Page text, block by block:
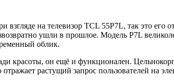
взгляде на телевизор TCL 55P7L, так это
ушли в прошлое. Модель P7L
облик.
красоты, он ещё и функционален.
отражает растущий запрос пользователей на